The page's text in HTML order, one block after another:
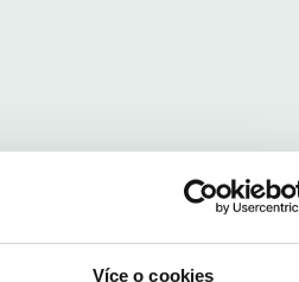
Více o cookies